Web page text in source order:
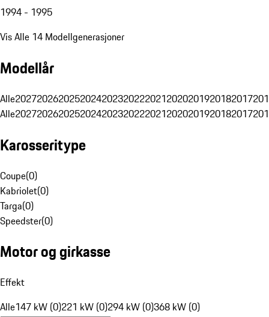
1994 - 1995
Vis Alle 14 Modellgenerasjoner
Modellår
Alle20272026202520242023202220212020201920182017
Alle20272026202520242023202220212020201920182017
Karosseritype
Coupe(0)
Kabriolet(0)
Targa(0)
Speedster(0)
Motor og girkasse
Effekt
Alle147 kW (0)221 kW (0)294 kW (0)368 kW (0)